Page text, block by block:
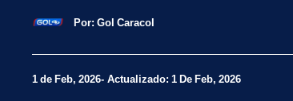
Por: Gol Caracol
1 de Feb, 2026 Actualizado: 1 De Feb, 2026